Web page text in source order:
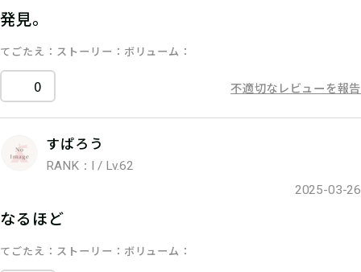
発見。
てごたえ ストーリー ボリューム
0 不適切なレビューを報告
すぱろう
RANK：I / Lv.62
2025-03-26
なるほど
てごたえ ストーリー ボリューム